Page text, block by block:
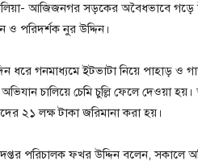
আজিজনগর সড়কের অবৈধভাবে গড়ে
ও পরিদর্শক নুর উদ্দিন।
ধরে গনমাধ্যমে ইটভাটা নিয়ে পাহাড় ও
চালিয়ে চেমি চুল্লি ফেলে দেওয়া
২১ লক্ষ টাকা জরিমানা করা হয়।
পরিচালক ফখর উদ্দিন বলেন, সকালে